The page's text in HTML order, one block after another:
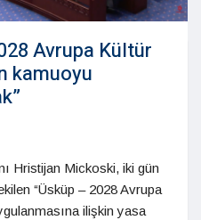
Avrupa Kültür
kamuoyu
Hristijan Mickoski, iki gün
“Üsküp – 2028 Avrupa
ilişkin yasa